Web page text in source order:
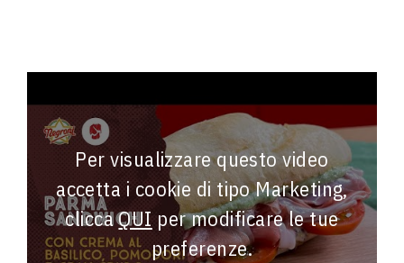
Per visualizzare questo video
accetta i cookie di tipo Marketing,
cliccaQUI per modificare le tue
preferenze.